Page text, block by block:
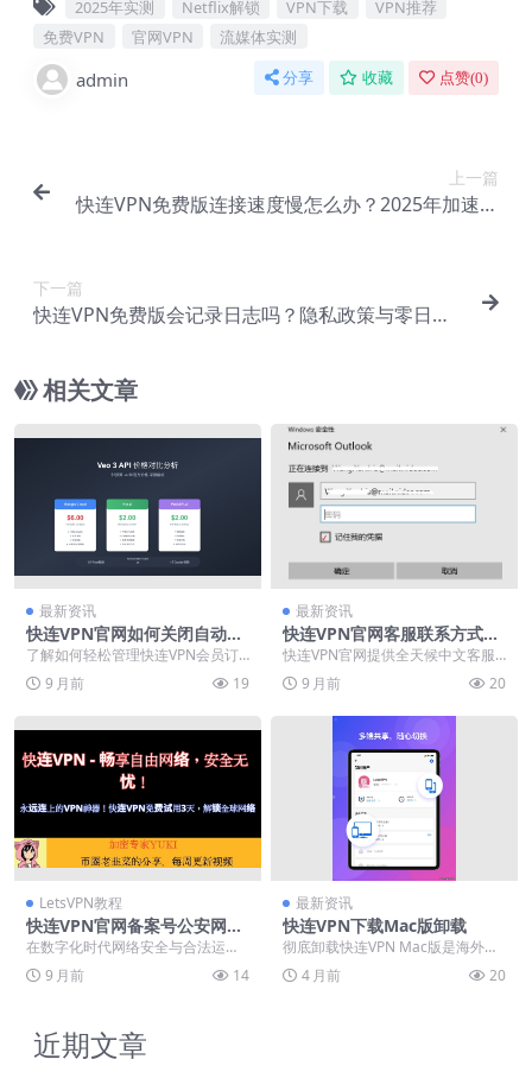
2025年实测 Netflix解锁 VPN下载
VPN推荐
免费VPN
官网VPN 流媒体实测
admin 分享 收藏 点赞(0)
上一篇
快连VPN免费版连接速度慢怎么办？2025年加速技
下一篇
快连VPN免费版会记录日志吗？隐私政策与零日志
相关文章
最新资讯
快连VPN官网如何关闭自动续
费？会员订阅管理图文教程
了解如何轻松管理快连VPN会员订
阅并关闭自动续费功能。本指南详
细讲解通过官网在电...
9 月前 19
最新资讯
快连VPN官网客服联系方式：
24小时中文人工支持通道
快连VPN官网提供全天候中文客服
支持与专业下载指导，致力于为用
户打造安全稳定的网...
9 月前 20
LetsVPN教程
快连VPN官网备案号公安网可
查
在数字化时代网络安全与合法运营
成为用户选择网络工具的关键考
量。快连VPN作为知名...
9 月前 14
最新资讯
快连VPN下载Mac版卸载
彻底卸载快连VPN Mac版是海外投
放省钱第一步：删净残留证书、kex
t驱动与D...
4 月前 20
近期文章